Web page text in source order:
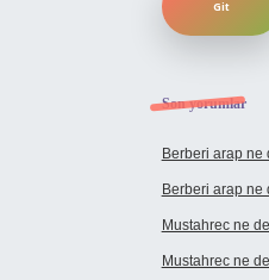
Son yorumlar
Berberi arap ne
Berberi arap ne
Mustahrec ne
Mustahrec ne